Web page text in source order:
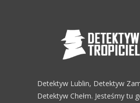
Detektyw Lublin, Detektyw
Detektyw Chełm. Jesteśmy tu